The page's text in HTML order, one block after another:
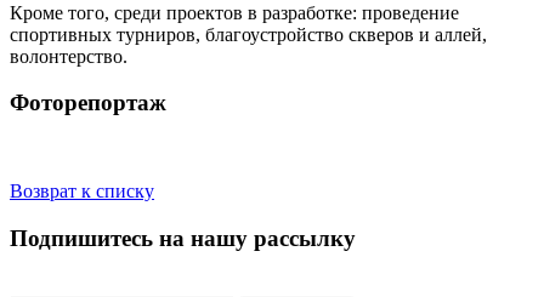
Кроме того, среди проектов в разработке: проведение
спортивных турниров, благоустройство скверов и аллей,
волонтерство.
Фоторепортаж
Возврат к списку
Подпишитесь на нашу рассылку